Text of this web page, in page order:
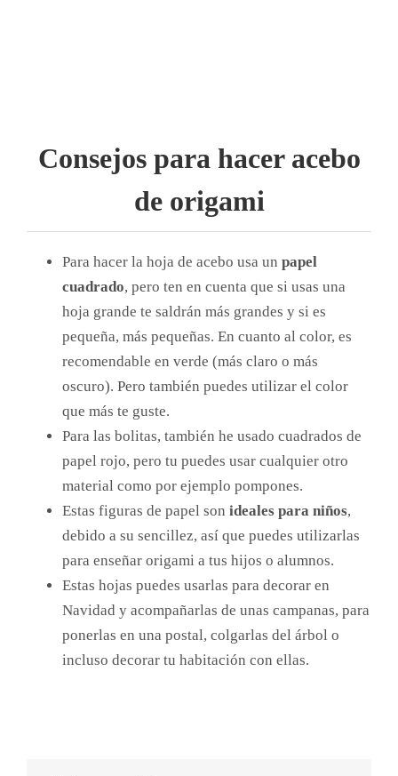
Consejos para hacer acebo
de origami
Para hacer la hoja de acebo usa un papel
cuadrado, pero ten en cuenta que si usas una
hoja grande te saldrán más grandes y si es
pequeña, más pequeñas. En cuanto al color, es
recomendable en verde (más claro o más
oscuro). Pero también puedes utilizar el color
que más te guste.
Para las bolitas, también he usado cuadrados de
papel rojo, pero tu puedes usar cualquier otro
material como por ejemplo pompones.
Estas figuras de papel son ideales para niños,
debido a su sencillez, así que puedes utilizarlas
para enseñar origami a tus hijos o alumnos.
Estas hojas puedes usarlas para decorar en
Navidad y acompañarlas de unas campanas, para
ponerlas en una postal, colgarlas del árbol o
incluso decorar tu habitación con ellas.